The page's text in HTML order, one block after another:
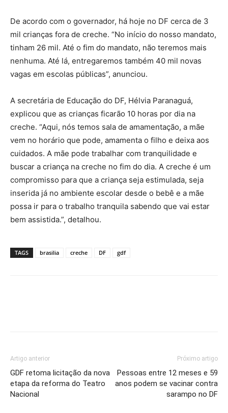
De acordo com o governador, há hoje no DF cerca de 3
mil crianças fora de creche. “No início do nosso mandato,
tinham 26 mil. Até o fim do mandato, não teremos mais
nenhuma. Até lá, entregaremos também 40 mil novas
vagas em escolas públicas”, anunciou.
A secretária de Educação do DF, Hélvia Paranaguá,
explicou que as crianças ficarão 10 horas por dia na
creche. “Aqui, nós temos sala de amamentação, a mãe
vem no horário que pode, amamenta o filho e deixa aos
cuidados. A mãe pode trabalhar com tranquilidade e
buscar a criança na creche no fim do dia. A creche é um
compromisso para que a criança seja estimulada, seja
inserida já no ambiente escolar desde o bebê e a mãe
possa ir para o trabalho tranquila sabendo que vai estar
bem assistida.”, detalhou.
TAGS brasilia creche DF gdf
Artigo anterior
GDF retoma licitação da nova
etapa da reforma do Teatro
Nacional
Próximo artigo
Pessoas entre 12 meses e 59
anos podem se vacinar contra
sarampo no DF